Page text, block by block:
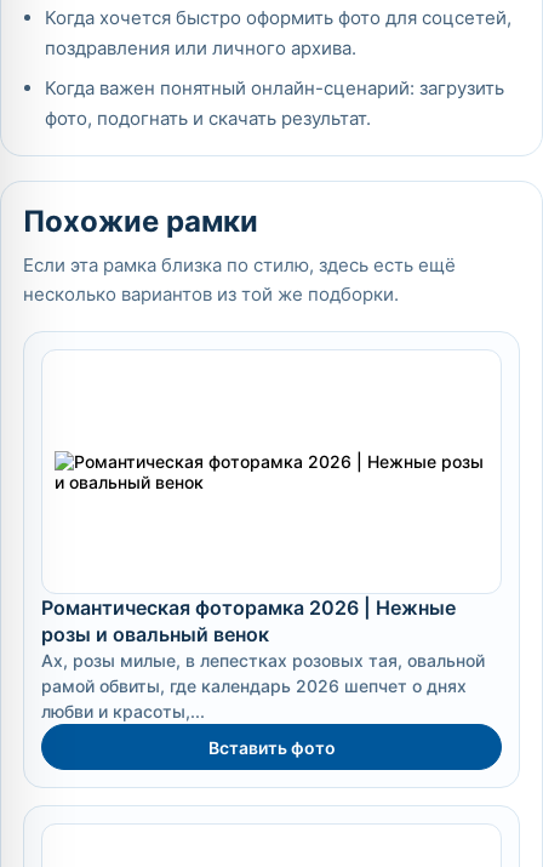
Когда хочется быстро оформить фото для соцсетей,
поздравления или личного архива.
Когда важен понятный онлайн-сценарий: загрузить
фото, подогнать и скачать результат.
Похожие рамки
Если эта рамка близка по стилю, здесь есть ещё
несколько вариантов из той же подборки.
Романтическая фоторамка 2026 | Нежные
розы и овальный венок
Ах, розы милые, в лепестках розовых тая, овальной
рамой обвиты, где календарь 2026 шепчет о днях
любви и красоты,...
Вставить фото